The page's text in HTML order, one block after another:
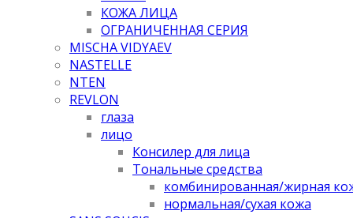
КОЖА ЛИЦА
ОГРАНИЧЕННАЯ СЕРИЯ
MISCHA VIDYAEV
NASTELLE
NTEN
REVLON
глаза
лицо
Консилер для лица
Тональные средства
комбинированная/жирная
нормальная/cухая кожа